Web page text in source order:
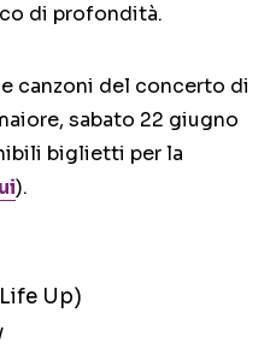
di profondità.
canzoni del concerto di
sabato 22 giugno
biglietti per la
).
Up)